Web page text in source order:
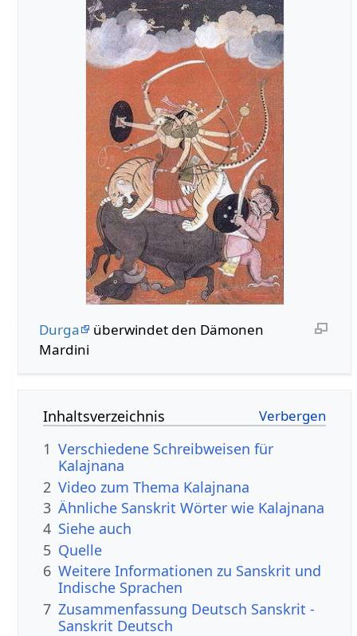
Durga
überwindet den Dämonen
Mardini
Inhaltsverzeichnis
1 Verschiedene Schreibweisen für
Kalajnana
2 Video zum Thema Kalajnana
3 Ähnliche Sanskrit Wörter wie Kalajnana
4 Siehe auch
5 Quelle
6 Weitere Informationen zu Sanskrit und
Indische Sprachen
7 Zusammenfassung Deutsch Sanskrit -
Sanskrit Deutsch